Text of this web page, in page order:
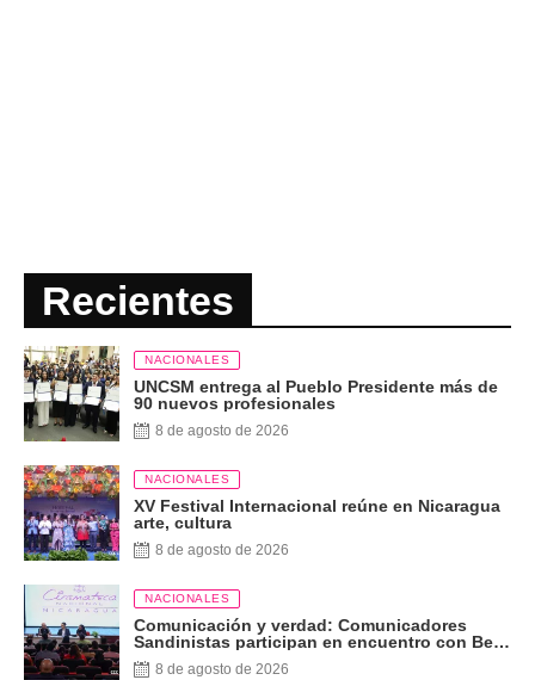
Recientes
NACIONALES
UNCSM entrega al Pueblo Presidente más de
90 nuevos profesionales
8 de agosto de 2026
NACIONALES
XV Festival Internacional reúne en Nicaragua
arte, cultura
8 de agosto de 2026
NACIONALES
Comunicación y verdad: Comunicadores
Sandinistas participan en encuentro con Ben
Norton
8 de agosto de 2026